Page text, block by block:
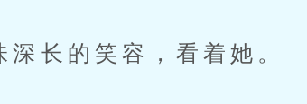
长的笑容，看着她。